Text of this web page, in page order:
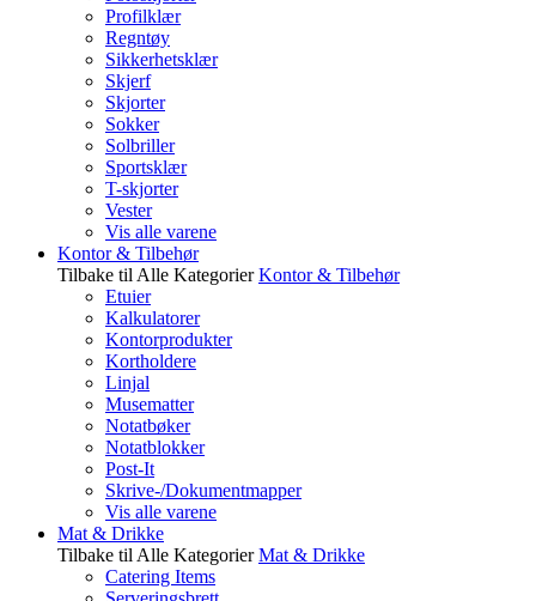
Profilklær
Regntøy
Sikkerhetsklær
Skjerf
Skjorter
Sokker
Solbriller
Sportsklær
T-skjorter
Vester
Vis alle varene
Kontor & Tilbehør
Tilbake til Alle Kategorier Kontor & Tilbehør
Etuier
Kalkulatorer
Kontorprodukter
Kortholdere
Linjal
Musematter
Notatbøker
Notatblokker
Post-It
Skrive-/Dokumentmapper
Vis alle varene
Mat & Drikke
Tilbake til Alle Kategorier Mat & Drikke
Catering Items